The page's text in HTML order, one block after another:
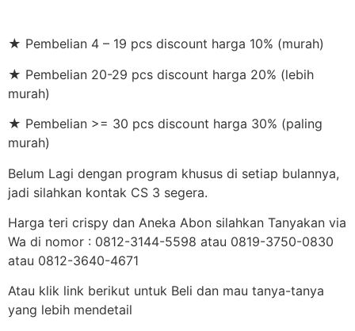
★ Pembelian 4 – 19 pcs discount harga 10% (murah)
★ Pembelian 20-29 pcs discount harga 20% (lebih
murah)
★ Pembelian >= 30 pcs discount harga 30% (paling
murah)
Belum Lagi dengan program khusus di setiap bulannya,
jadi silahkan kontak CS 3 segera.
Harga teri crispy dan Aneka Abon silahkan Tanyakan via
Wa di nomor : 0812-3144-5598 atau 0819-3750-0830
atau 0812-3640-4671
Atau klik link berikut untuk Beli dan mau tanya-tanya
yang lebih mendetail